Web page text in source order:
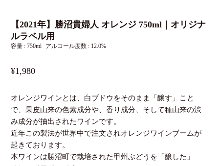
【2021年】勝沼貴婦人 オレンジ 750ml｜オリジナ
ルラベル用
容量 : 750ml アルコール度数 : 12.0%
¥1,980
オレンジワインとは、白ブドウをそのまま「醸す」こと
で、果皮由来の色素成分や、香り成分、そして種由来の渋
み成分が抽出されたワインです。
近年この製法が世界中で注文されオレンジワインブームが
起きております。
本ワインは勝沼町で栽培された甲州ぶどうを「醸した」